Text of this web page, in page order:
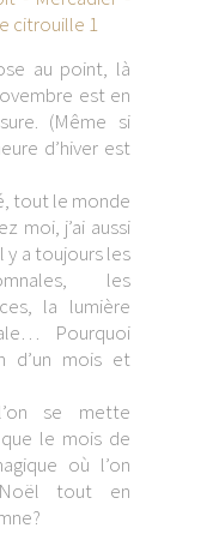
au point, là
est en
(Même si
d’hiver est
tout le monde
moi, j’ai aussi
y a toujours les
les
la lumière
Pourquoi
d’un mois et
se mette
le mois de
où l’on
tout en